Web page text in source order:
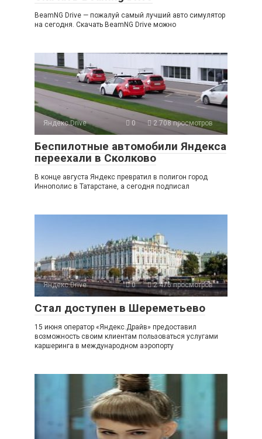
BeamNG Drive — пожалуй самый лучший авто симулятор
на сегодня. Скачать BeamNG Drive можно
Яндекс.Drive 0 2 708 просмотров
Беспилотные автомобили Яндекса
переехали в Сколково
В конце августа Яндекс превратил в полигон город
Иннополис в Татарстане, а сегодня подписал
Яндекс.Drive 0 2 476 просмотров
Стал доступен в Шереметьево
15 июня оператор «Яндекс.Драйв» предоставил
возможность своим клиентам пользоваться услугами
каршеринга в международном аэропорту